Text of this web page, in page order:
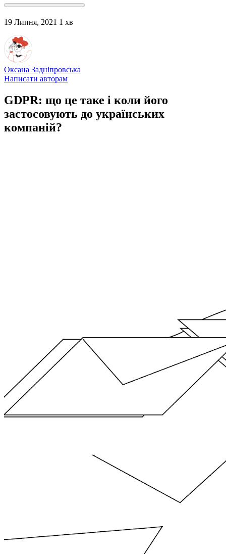
19 Липня, 2021 1 хв
Оксана Задніпровська
Написати авторам
GDPR: що це таке і коли його
застосовують до українських
компаній?